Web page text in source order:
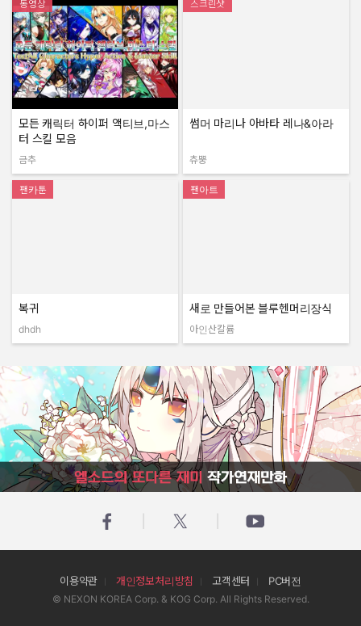
동영상
모든 캐릭터 하이퍼 액티브,마스
터 스킬 모음
작성자:
금추
스크린샷
썸머 마리나 아바타 레나&아라
작성자:
츄뿡
팬카툰
복귀
dhdh
팬아트
새로 만들어본 블루헨머리장식
작성자:
아인산칼륨
엘소드의 또다른 재미 작가연재만화
이용약관 개인정보처리방침 고객센터 PC버전
© NEXON KOREA Corp. & KOG Corp. All Rights Reserved.